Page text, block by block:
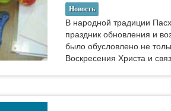
Новость
В народной традиции
праздник обновления и
было обусловлено не
Воскресения Христа и